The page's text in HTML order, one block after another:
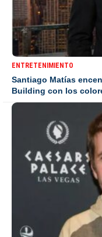
ENTRETENIMIENTO
Santiago Matías
Building con los